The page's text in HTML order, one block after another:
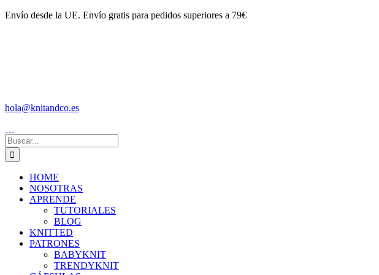
Saltar
Envío desde la UE. Envío gratis para pedidos superiores a 79€
hola@knitandco.es
Buscar:
HOME
NOSOTRAS
APRENDE
TUTORIALES
BLOG
KNITTED
PATRONES
BABYKNIT
TRENDYKNIT